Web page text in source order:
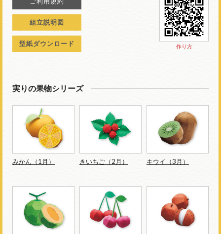
組立説明図
型紙ダウンロード 作り方
実りの果物シリーズ
みかん（1月） きいちご（2月） キウイ（3月）